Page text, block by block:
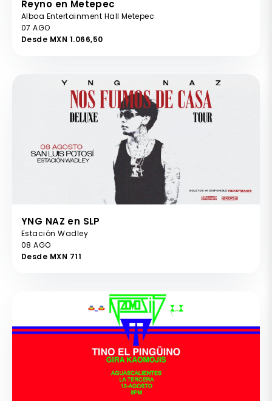
Reyno en Metepec
Alboa Entertainment Hall Metepec
07 AGO
Desde MXN 1.066,50
YNG NAZ en SLP
Estación Wadley
08 AGO
Desde MXN 711